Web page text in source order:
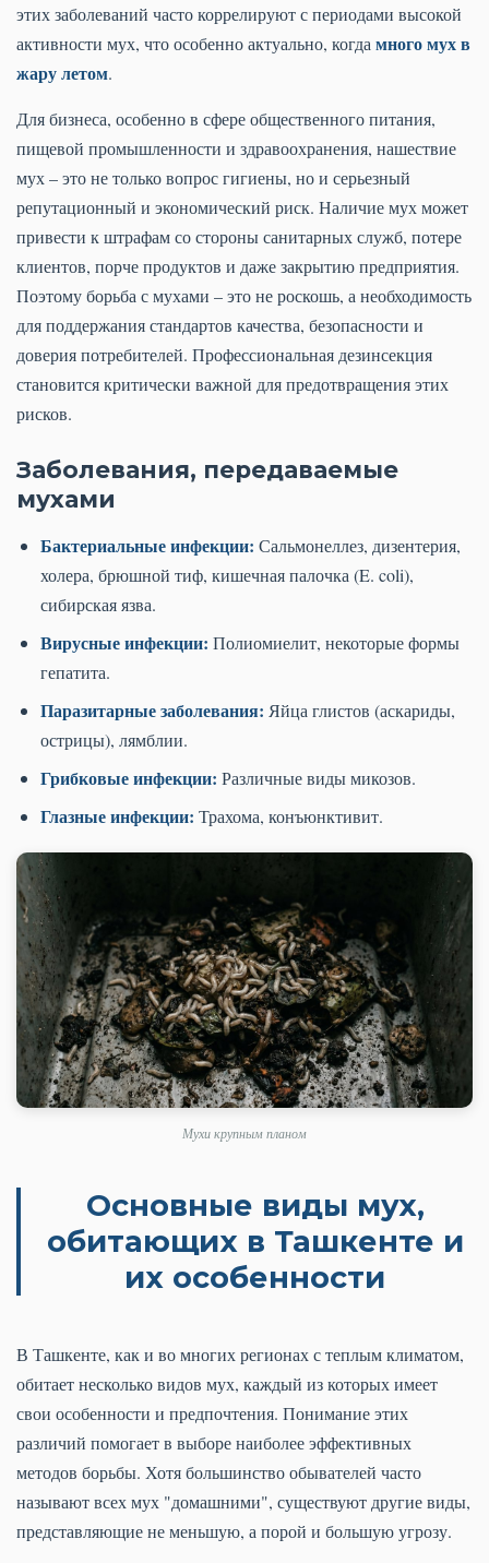
этих заболеваний часто коррелируют с периодами высокой
активности мух, что особенно актуально, когдамного мух в
жару летом.
Для бизнеса, особенно в сфере общественного питания,
пищевой промышленности и здравоохранения, нашествие
мух – это не только вопрос гигиены, но и серьезный
репутационный и экономический риск. Наличие мух может
привести к штрафам со стороны санитарных служб, потере
клиентов, порче продуктов и даже закрытию предприятия.
Поэтому борьба с мухами – это не роскошь, а необходимость
для поддержания стандартов качества, безопасности и
доверия потребителей. Профессиональная дезинсекция
становится критически важной для предотвращения этих
рисков.
Заболевания, передаваемые
мухами
Бактериальные инфекции: Сальмонеллез, дизентерия,
холера, брюшной тиф, кишечная палочка (E. coli),
сибирская язва.
Вирусные инфекции: Полиомиелит, некоторые формы
гепатита.
Паразитарные заболевания: Яйца глистов (аскариды,
острицы), лямблии.
Грибковые инфекции: Различные виды микозов.
Глазные инфекции: Трахома, конъюнктивит.
Мухи крупным планом
Основные виды мух,
обитающих в Ташкенте и
их особенности
В Ташкенте, как и во многих регионах с теплым климатом,
обитает несколько видов мух, каждый из которых имеет
свои особенности и предпочтения. Понимание этих
различий помогает в выборе наиболее эффективных
методов борьбы. Хотя большинство обывателей часто
называют всех мух "домашними", существуют другие виды,
представляющие не меньшую, а порой и большую угрозу.